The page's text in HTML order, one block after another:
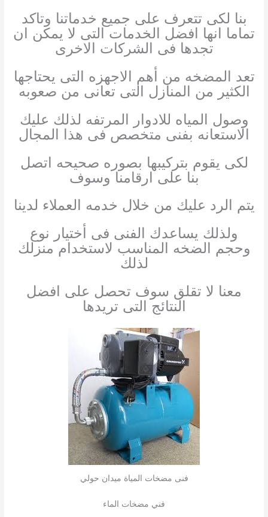
بنا لكى تتعرف على جميع خدماتنا وتاكد
تماما انها افضل الخدمات التى لا يمكن ان
تجدها فى الشركات الاخرى
تعد المضخه من أهم الاجهزه التى يحتاجها
الكثير من المنازل التى تعانى من صعوبه
وصول المياه للادوار المرتفه لذلك عليك
الاستعانه بفنى متخصص فى هذا المجال
لكى يقوم بتركيبها بصوره صحيحه اتصل
بنا على ارقامنا وسوف
يتم الرد عليك من خلال خدمه العملاء لدينا
ولذلك يساعدك الفنى فى أختيار نوع
وحجم الضخه المناسب لاستخدام منزلك
لذلك
معنا لا تقلق سوف تحصل على افضل
النتائج التى تريدها
فنى مضخات المياة ميدان حولي
فني مضخات الماء